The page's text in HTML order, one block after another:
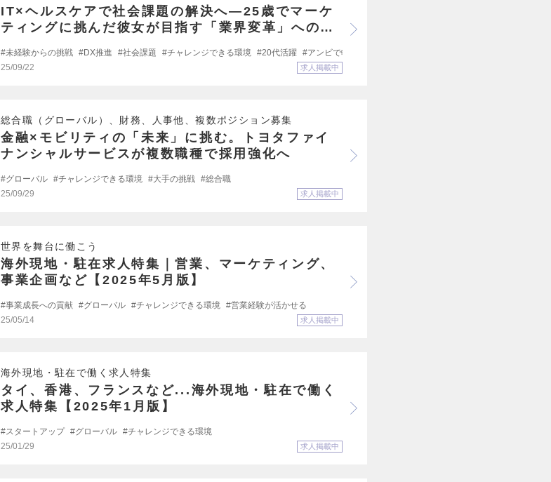
IT×ヘルスケアで社会課題の解決へ―25歳でマーケ
ティングに挑んだ彼女が目指す「業界変革」への想
未経験からの挑戦 DX推進 社会課題 チャレンジできる環境 20代活躍
アンビで転職しました
25/09/22
求人掲載中
総合職（グローバル）、財務、人事他、複数ポジション募集
金融×モビリティの「未来」に挑む。トヨタファイ
ナンシャルサービスが複数職種で採用強化へ
グローバル チャレンジできる環境 大手の挑戦
総合職
25/09/29
求人掲載中
世界を舞台に働こう
海外現地・駐在求人特集｜営業、マーケティング、
事業企画など【2025年5月版】
事業成長への貢献 グローバル チャレンジできる環境
営業経験が活かせる
25/05/14
求人掲載中
海外現地・駐在で働く求人特集
タイ、香港、フランスなど...海外現地・駐在で働く
求人特集【2025年1月版】
スタートアップ グローバル
チャレンジできる環境
25/01/29
求人掲載中